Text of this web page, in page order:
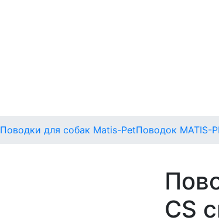
Поводки для собак Matis-PetПоводок MATIS-
CS